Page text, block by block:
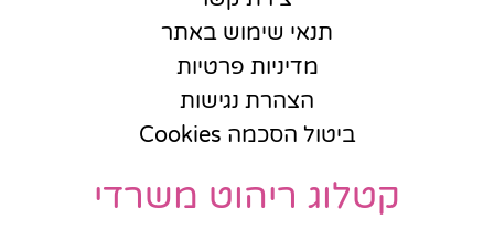
תנאי שימוש באתר
מדיניות פרטיות
הצהרת נגישות
ביטול הסכמה Cookies
קטלוג ריהוט משרדי